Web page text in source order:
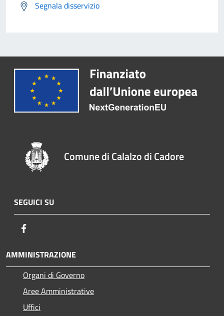
Segnala disservizio
Comune di Calalzo di Cadore
SEGUICI SU
AMMINISTRAZIONE
Organi di Governo
Aree Amministrative
Uffici